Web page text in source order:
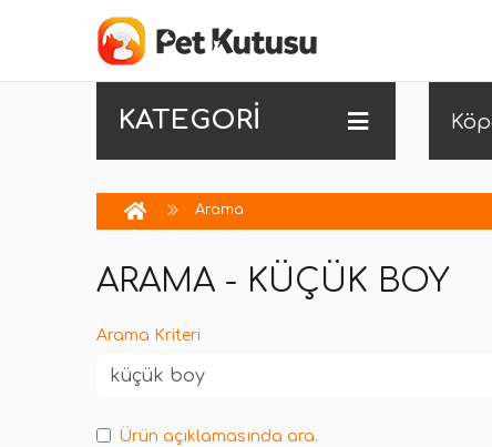
KATEGORİ
Arama
ARAMA - KÜÇÜK BOY
Arama Kriteri
Ürün açıklamasında ara.